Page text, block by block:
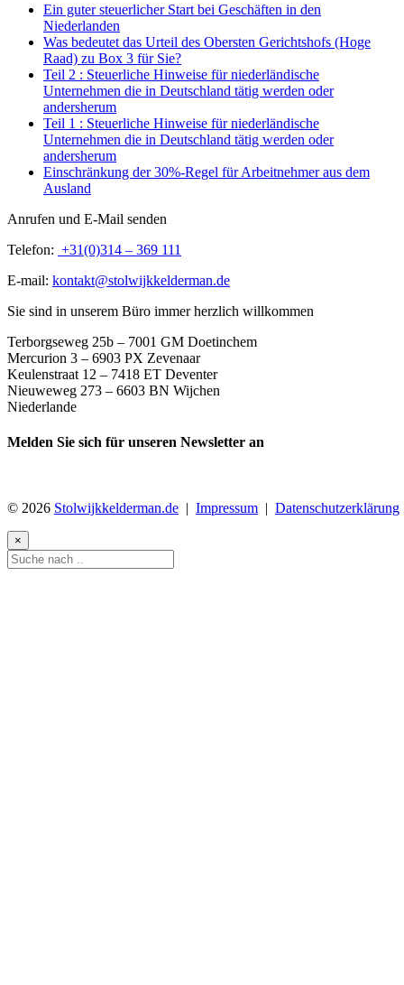
Ein guter steuerlicher Start bei Geschäften in den
Niederlanden
Was bedeutet das Urteil des Obersten Gerichtshofs (Hoge
Raad) zu Box 3 für Sie?
Teil 2 : Steuerliche Hinweise für niederländische
Unternehmen die in Deutschland tätig werden oder
andersherum
Teil 1 : Steuerliche Hinweise für niederländische
Unternehmen die in Deutschland tätig werden oder
andersherum
Einschränkung der 30%-Regel für Arbeitnehmer aus dem
Ausland
Anrufen und E-Mail senden
Telefon: +31(0)314 – 369 111
E-mail: kontakt@stolwijkkelderman.de
Sie sind in unserem Büro immer herzlich willkommen
Terborgseweg 25b – 7001 GM Doetinchem
Mercurion 3 – 6903 PX Zevenaar
Keulenstraat 12 – 7418 ET Deventer
Nieuweweg 273 – 6603 BN Wijchen
Niederlande
Melden Sie sich für unseren Newsletter an
© 2026 Stolwijkkelderman.de | Impressum | Datenschutzerklärung
×